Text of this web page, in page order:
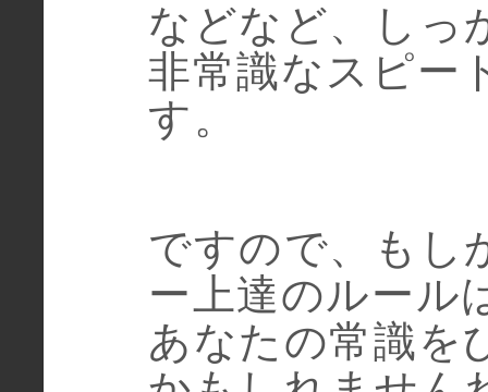
などなど、しっ
非常識なスピー
す。
ですので、もし
ー上達のルール
あなたの常識を